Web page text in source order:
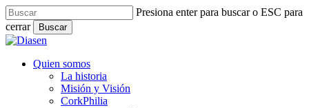
Skip
to
main
content
Presiona enter para buscar o ESC para
cerrar
Buscar
Close
search
Menu
Quien somos
La historia
Misión y Visión
CorkPhilia